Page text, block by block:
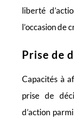
liberté
l’occasion de
Prise de
Capacités à
prise de
d’action